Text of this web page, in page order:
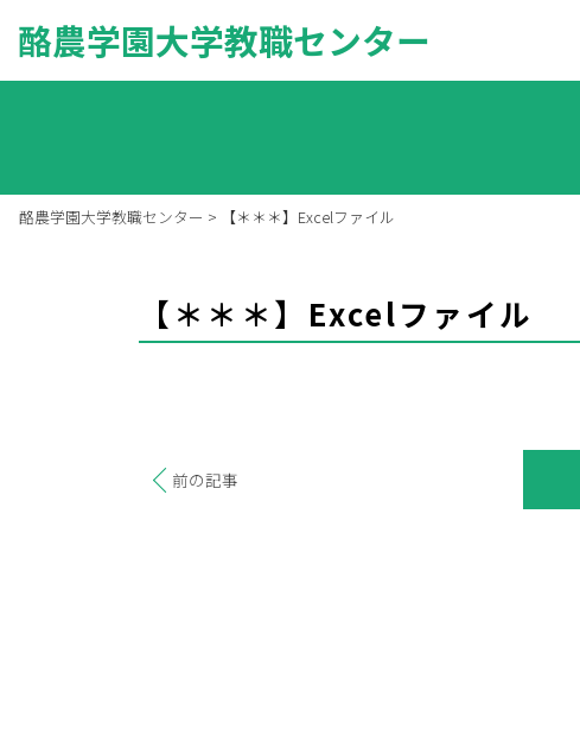
酪農学園大学教職センター
酪農学園大学教職センター > 【＊＊＊】Excelファイル
【＊＊＊】Excelファイル
前の記事